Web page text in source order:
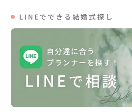
LINEでできる結婚式探し